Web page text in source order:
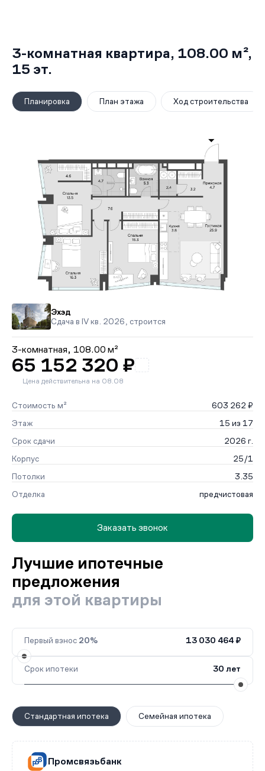
3-комнатная квартира, 108.00 м²,
15 эт.
Планировка План этажа Ход строительства
Эхэд
Сдача в IV кв. 2026, строится
3-комнатная, 108.00 м²
65 152 320 ₽
Цена действительна на 08.08
Стоимость м²
603 262 ₽
Этаж
15 из 17
Срок сдачи
2026 г.
Корпус
25/1
Потолки
3.35
Отделка
предчистовая
Заказать звонок
Лучшие ипотечные
предложения
для этой квартиры
Первый взнос 20% 13 030 464 ₽
Срок ипотеки 30 лет
Стандартная ипотека Семейная ипотека
Промсвязьбанк